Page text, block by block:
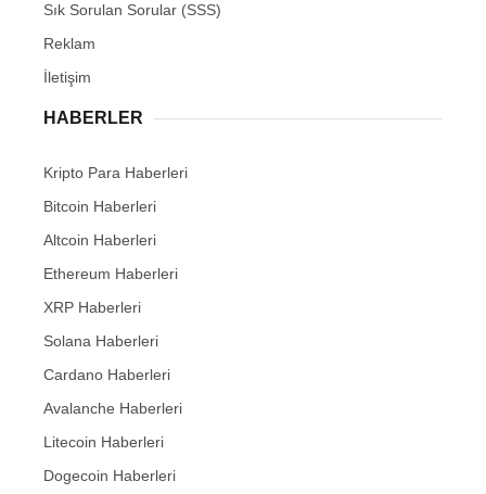
Sık Sorulan Sorular (SSS)
Reklam
İletişim
HABERLER
Kripto Para Haberleri
Bitcoin Haberleri
Altcoin Haberleri
Ethereum Haberleri
XRP Haberleri
Solana Haberleri
Cardano Haberleri
Avalanche Haberleri
Litecoin Haberleri
Dogecoin Haberleri